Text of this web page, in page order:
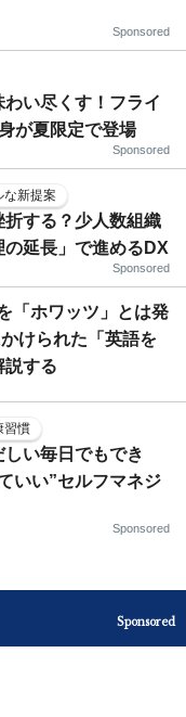
Sponsored
い尽くす！フライ
が夏限定で登場
Sponsored
な新提案
する？少人数組織
延長」で進めるDX
Sponsored
「ホワッツ」とは発
けられた「英語を
説する
習慣
い毎日でもでき
いい”セルフマネジ
Sponsored
Sponsored